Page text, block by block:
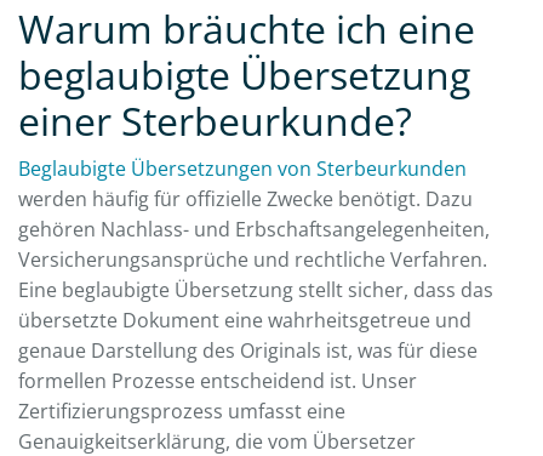
Warum bräuchte ich eine
beglaubigte Übersetzung
einer Sterbeurkunde?
Beglaubigte Übersetzungen von Sterbeurkunden
werden häufig für offizielle Zwecke benötigt. Dazu
gehören Nachlass- und Erbschaftsangelegenheiten,
Versicherungsansprüche und rechtliche Verfahren.
Eine beglaubigte Übersetzung stellt sicher, dass das
übersetzte Dokument eine wahrheitsgetreue und
genaue Darstellung des Originals ist, was für diese
formellen Prozesse entscheidend ist. Unser
Zertifizierungsprozess umfasst eine
Genauigkeitserklärung, die vom Übersetzer